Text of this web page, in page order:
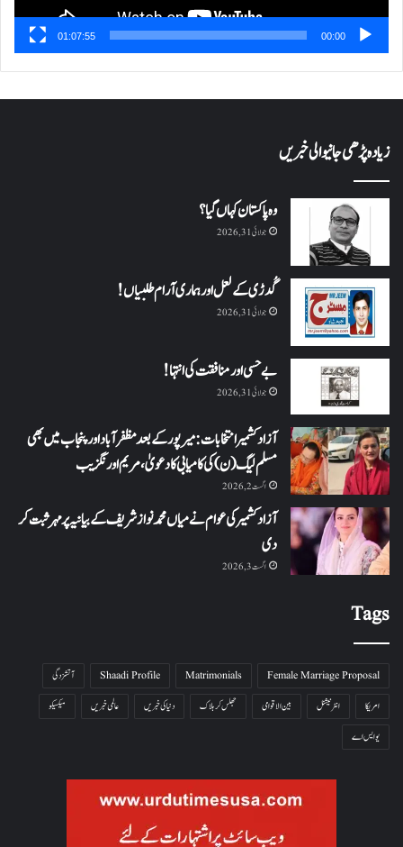
00:00
01:07:55
زیادہ پڑھی جانیوالی خبریں
وہ پاکستان کہاں گیا؟
جولائی 31, 2026
گُدڑی کے لعل اور ہماری آرام طلبیاں!
جولائی 31, 2026
بے حسی اور منافقت کی انتہا !
جولائی 31, 2026
آزاد کشمیر انتخابات: میرپور کے بعد مظفرآباد اور پنجاب میں بھی
مسلم لیگ (ن) کی کامیابی کا دعویٰ، مریم اورنگزیب
اگست 2, 2026
آزاد کشمیر کی عوام نے میاں محمد نواز شریف کے بیانیہ پر مہر ثبت کر
دی
اگست 3, 2026
Tags
Female Marriage Proposal
Matrimonials
Shaadi Profile
آتشزدگی
امریکا
انٹرنیشنل بین الاقوامی جھلس کر ہلاک دنیا کی خبریں عالمی خبریں
میکسیکو
یو ایس اے